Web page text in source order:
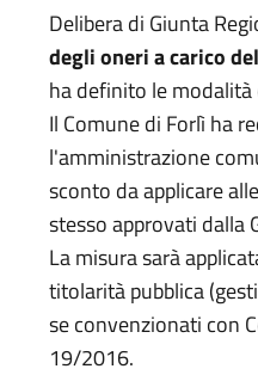
Delibera di Giunta
degli oneri a carico
ha definito le
Il Comune di Forlì ha
l'amministrazione
sconto da applicare
stesso approvati dalla
La misura sarà
titolarità pubblica
se convenzionati con
19/2016.